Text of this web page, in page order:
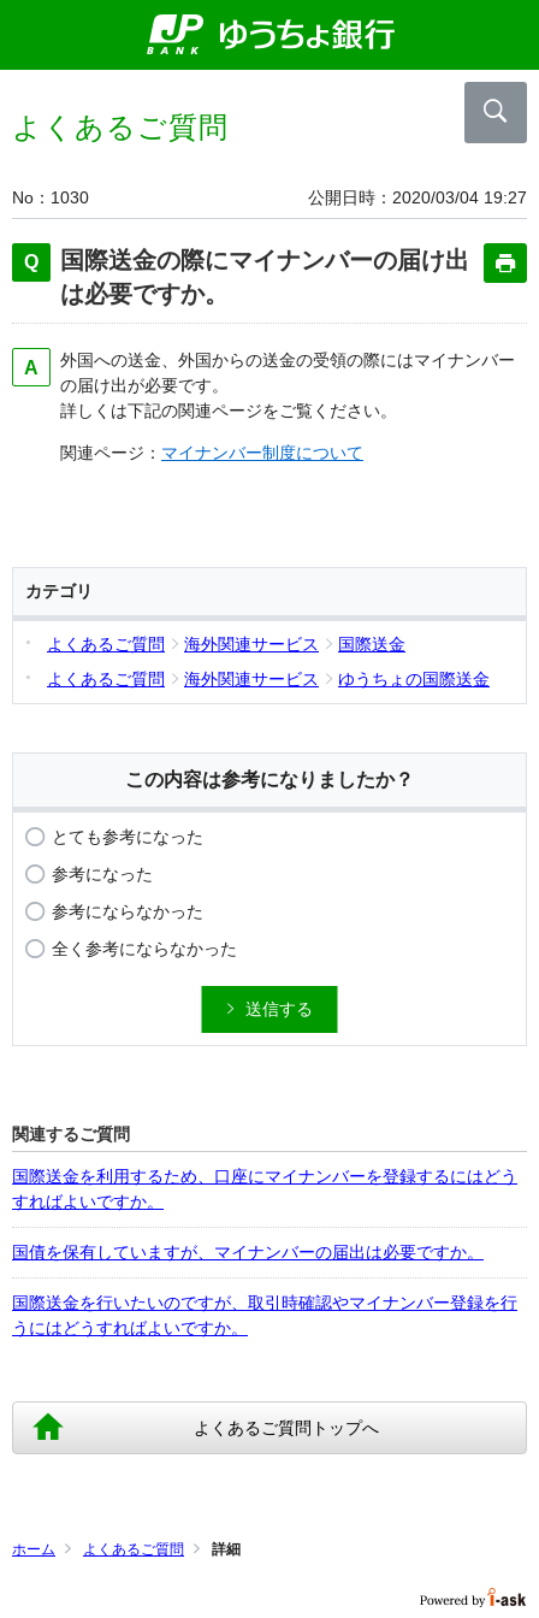
よくあるご質問
No 1030 公開日時 2020/03/04 19:27
国際送金の際にマイナンバーの届け出
は必要ですか。
外国への送金、外国からの送金の受領の際にはマイナンバー
の届け出が必要です。
詳しくは下記の関連ページをご覧ください。
関連ページ： マイナンバー制度について
カテゴリ
よくあるご質問 海外関連サービス
国際送金
よくあるご質問
海外関連サービス ゆうちょの国際送金
この内容は参考になりましたか？
とても参考になった
参考になった
参考にならなかった
全く参考にならなかった
送信する
関連するご質問
国際送金を利用するため、口座にマイナンバーを登録するにはどう
すればよいですか。
国債を保有していますが、マイナンバーの届出は必要ですか。
国際送金を行いたいのですが、取引時確認やマイナンバー登録を行
うにはどうすればよいですか。
よくあるご質問トップへ
ホーム よくあるご質問 詳細